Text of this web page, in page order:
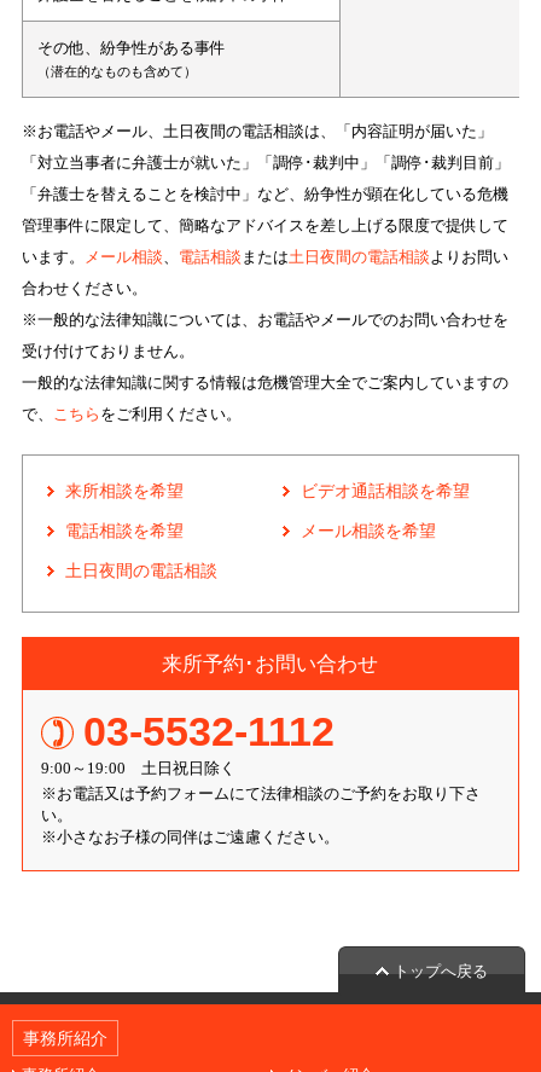
その他、紛争性がある事件
（潜在的なものも含めて）
※お電話やメール、土日夜間の電話相談は、「内容証明が届いた」
「対立当事者に弁護士が就いた」「調停･裁判中」「調停･裁判目前」
「弁護士を替えることを検討中」など、紛争性が顕在化している危機
管理事件に限定して、簡略なアドバイスを差し上げる限度で提供して
います。
メール相談、 電話相談 または土日夜間の電話相談よりお問い
合わせください。
※一般的な法律知識については、お電話やメールでのお問い合わせを
受け付けておりません。
一般的な法律知識に関する情報は危機管理大全でご案内していますの
で、 こちら をご利用ください。
来所相談を希望 ビデオ通話相談を希望
電話相談を希望 メール相談を希望
土日夜間の電話相談
来所予約･お問い合わせ
03-5532-1112
9:00～19:00 土日祝日除く
※お電話又は予約フォームにて法律相談のご予約をお取り下さ
い。
※小さなお子様の同伴はご遠慮ください。
トップへ戻る
事務所紹介